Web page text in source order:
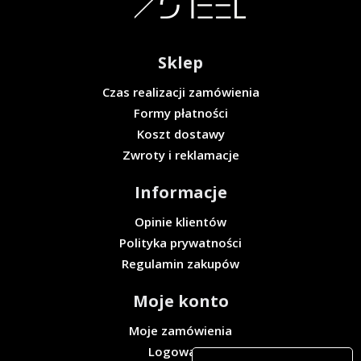
Sklep
Czas realizacji zamówienia
Formy płatności
Koszt dostawy
Zwroty i reklamacje
Informacje
Opinie klientów
Polityka prywatności
Regulamin zakupów
Moje konto
Moje zamówienia
Logowanie